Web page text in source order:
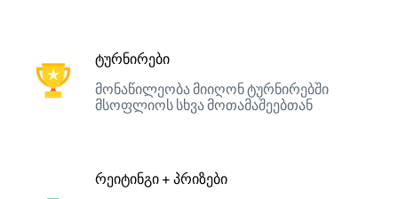
ტურნირები
მონაწილეობა მიიღონ ტურნირებში
მსოფლიოს სხვა მოთამაშეებთან
რეიტინგი + პრიზები